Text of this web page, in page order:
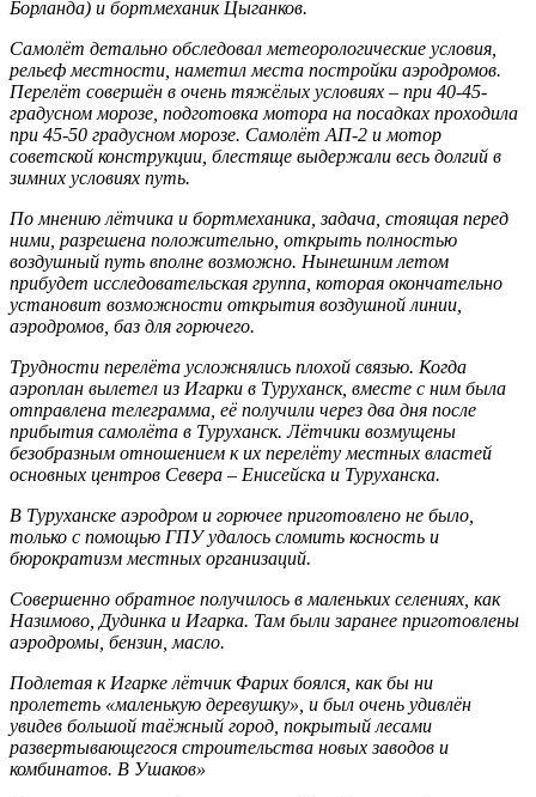
Борланда) и бортмеханик Цыганков.
Самолёт детально обследовал метеорологические условия,
рельеф местности, наметил места постройки аэродромов.
Перелёт совершён в очень тяжёлых условиях – при 40-45-
градусном морозе, подготовка мотора на посадках проходила
при 45-50 градусном морозе. Самолёт АП-2 и мотор
советской конструкции, блестяще выдержали весь долгий в
зимних условиях путь.
По мнению лётчика и бортмеханика, задача, стоящая перед
ними, разрешена положительно, открыть полностью
воздушный путь вполне возможно. Нынешним летом
прибудет исследовательская группа, которая окончательно
установит возможности открытия воздушной линии,
аэродромов, баз для горючего.
Трудности перелёта усложнялись плохой связью. Когда
аэроплан вылетел из Игарки в Туруханск, вместе с ним была
отправлена телеграмма, её получили через два дня после
прибытия самолёта в Туруханск. Лётчики возмущены
безобразным отношением к их перелёту местных властей
основных центров Севера – Енисейска и Туруханска.
В Туруханске аэродром и горючее приготовлено не было,
только с помощью ГПУ удалось сломить косность и
бюрократизм местных организаций.
Совершенно обратное получилось в маленьких селениях, как
Назимово, Дудинка и Игарка. Там были заранее приготовлены
аэродромы, бензин, масло.
Подлетая к Игарке лётчик Фарих боялся, как бы ни
пролететь «маленькую деревушку», и был очень удивлён
увидев большой таёжный город, покрытый лесами
развертывающегося строительства новых заводов и
комбинатов. В Ушаков»